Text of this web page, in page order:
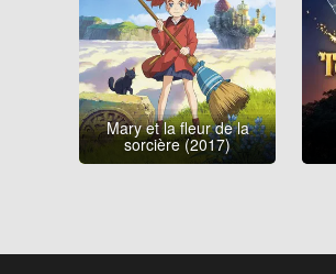
Mary et la fleur de la
sorcière (2017)